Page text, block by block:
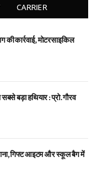
CARRIER
की कार्रवाई, मोटरसाइकिल
बड़ा हथियार : प्रो. गौरव
गिफ्ट आइटम और स्कूल बैग में